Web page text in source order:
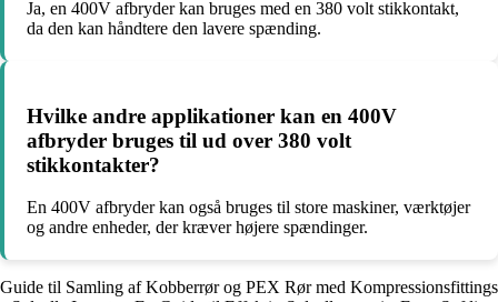
Ja, en 400V afbryder kan bruges med en 380 volt stikkontakt,
da den kan håndtere den lavere spænding.
Hvilke andre applikationer kan en 400V
afbryder bruges til ud over 380 volt
stikkontakter?
En 400V afbryder kan også bruges til store maskiner, værktøjer
og andre enheder, der kræver højere spændinger.
Guide til Samling af Kobberrør og PEX Rør med Kompressionsfittings